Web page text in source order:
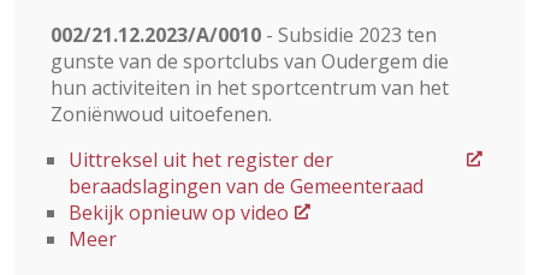
002/21.12.2023/A/0010 - Subsidie 2023 ten
gunste van de sportclubs van Oudergem die
hun activiteiten in het sportcentrum van het
Zoniënwoud uitoefenen.
Uittreksel uit het register der
beraadslagingen van de Gemeenteraad
Bekijk opnieuw op video
Meer